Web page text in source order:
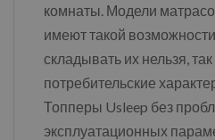
комнаты. Модели
имеют такой
складывать их нельзя,
потребительские
Топперы Usleep без
эксплуатационных